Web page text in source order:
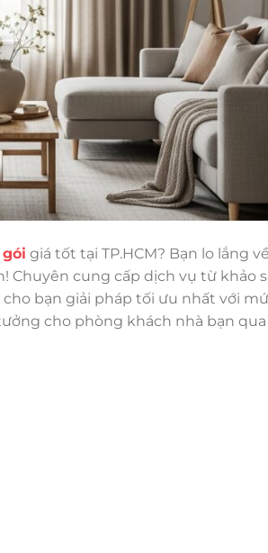
giá tốt tại TP.HCM? Bạn lo lắng
Chuyên cung cấp dịch vụ từ khảo
bạn giải pháp tối ưu nhất với
cho phòng khách nhà bạn qua